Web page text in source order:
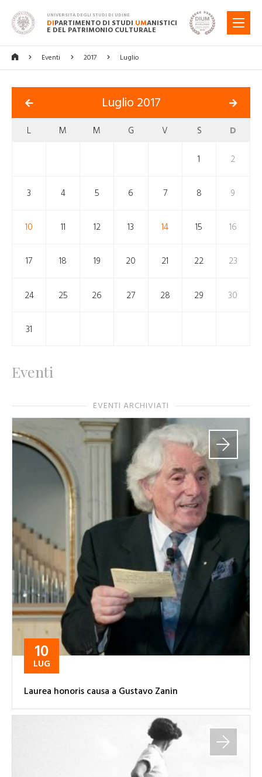
UNIVERSITÀ DEGLI STUDI DI UDINE
DIPARTIMENTO DI STUDI UMANISTICI
E DEL PATRIMONIO CULTURALE
MENU
Eventi 2017 Luglio
Luglio 2017
L M M G V S D
1 2
3 4 5 6 7 8 9
10 11 12 13 14 15 16
17 18 19 20 21 22 23
24 25 26 27 28 29 30
31
Eventi
EVENTI ARCHIVIATI
10
LUG
Laurea honoris causa a Gustavo Zanin